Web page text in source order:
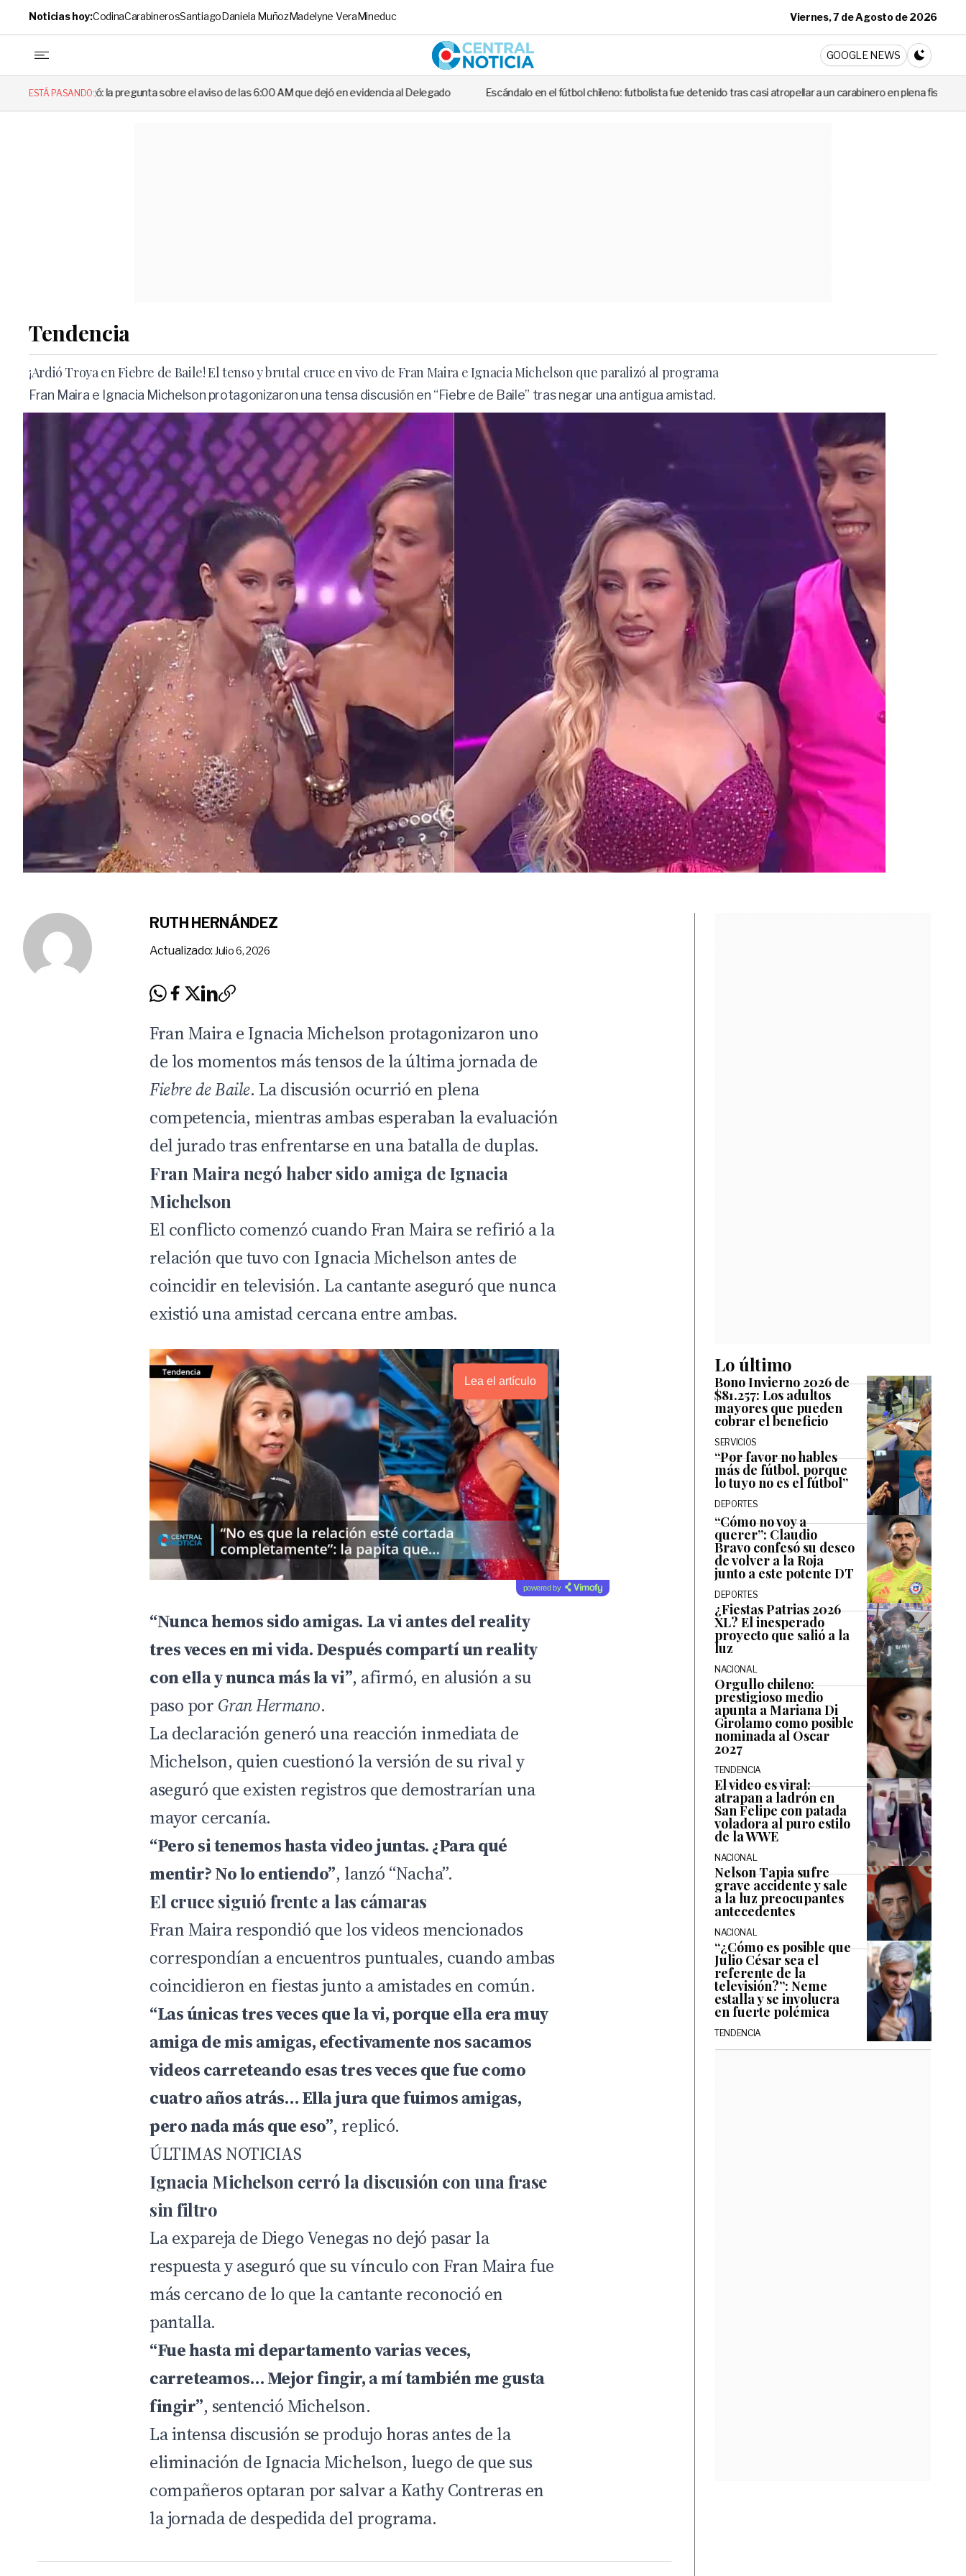
Noticias hoy:CodinaCarabinerosSantiagoDaniela MuñozMadelyne VeraMineduc Viernes, 7 de Agosto de 2026
Central Noticia
GOOGLE NEWS
CAMBIA A
ESTÁ PASANDO:
sobre el aviso de las 6:00 AM que dejó en evidencia al Delegado Escándalo en el fútbol chileno: futbolista fue detenido tras casi atropellar a un carabinero en plena fiscalización Cortes de luz
Tendencia
¡Ardió Troya en Fiebre de Baile! El tenso y brutal cruce en vivo de Fran Maira e Ignacia Michelson que paralizó al programa
Fran Maira e Ignacia Michelson protagonizaron una tensa discusión en “Fiebre de Baile” tras negar una antigua amistad.
RUTH HERNÁNDEZ
Actualizado: Julio 6, 2026
Fran Maira e Ignacia Michelson protagonizaron uno
de los momentos más tensos de la última jornada de
Fiebre de Baile. La discusión ocurrió en plena
competencia, mientras ambas esperaban la evaluación
del jurado tras enfrentarse en una batalla de duplas.
Fran Maira negó haber sido amiga de Ignacia
Michelson
El conflicto comenzó cuando Fran Maira se refirió a la
relación que tuvo con Ignacia Michelson antes de
coincidir en televisión. La cantante aseguró que nunca
existió una amistad cercana entre ambas.
Lea el artículo
powered by
“Nunca hemos sido amigas. La vi antes del reality
tres veces en mi vida. Después compartí un reality
con ella y nunca más la vi”, afirmó, en alusión a su
paso por Gran Hermano.
La declaración generó una reacción inmediata de
Michelson, quien cuestionó la versión de su rival y
aseguró que existen registros que demostrarían una
mayor cercanía.
“Pero si tenemos hasta video juntas. ¿Para qué
mentir? No lo entiendo”, lanzó “Nacha”.
El cruce siguió frente a las cámaras
Fran Maira respondió que los videos mencionados
correspondían a encuentros puntuales, cuando ambas
coincidieron en fiestas junto a amistades en común.
“Las únicas tres veces que la vi, porque ella era muy
amiga de mis amigas, efectivamente nos sacamos
videos carreteando esas tres veces que fue como
cuatro años atrás… Ella jura que fuimos amigas,
pero nada más que eso”, replicó.
ÚLTIMAS NOTICIAS
Ignacia Michelson cerró la discusión con una frase
sin filtro
La expareja de Diego Venegas no dejó pasar la
respuesta y aseguró que su vínculo con Fran Maira fue
más cercano de lo que la cantante reconoció en
pantalla.
“Fue hasta mi departamento varias veces,
carreteamos… Mejor fingir, a mí también me gusta
fingir”, sentenció Michelson.
La intensa discusión se produjo horas antes de la
eliminación de Ignacia Michelson, luego de que sus
compañeros optaran por salvar a Kathy Contreras en
la jornada de despedida del programa.
Lo último
Bono Invierno 2026 de
$81.257: Los adultos
mayores que pueden
cobrar el beneficio
SERVICIOS
“Por favor no hables
más de fútbol, porque
lo tuyo no es el fútbol”
DEPORTES
“Cómo no voy a
querer”: Claudio
Bravo confesó su deseo
de volver a la Roja
junto a este potente DT
DEPORTES
¿Fiestas Patrias 2026
XL? El inesperado
proyecto que salió a la
luz
NACIONAL
Orgullo chileno:
prestigioso medio
apunta a Mariana Di
Girolamo como posible
nominada al Oscar
2027
TENDENCIA
El video es viral:
atrapan a ladrón en
San Felipe con patada
voladora al puro estilo
de la WWE
NACIONAL
Nelson Tapia sufre
grave accidente y sale
a la luz preocupantes
antecedentes
NACIONAL
“¿Cómo es posible que
Julio César sea el
referente de la
televisión?”: Neme
estalla y se involucra
en fuerte polémica
TENDENCIA